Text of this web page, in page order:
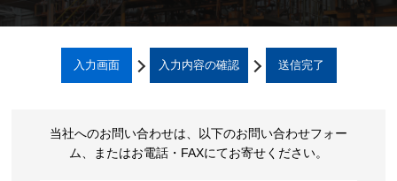
入力画面 入力内容の確認 送信完了
当社へのお問い合わせは、以下のお問い合わせフォー
ム、またはお電話・FAXにてお寄せください。